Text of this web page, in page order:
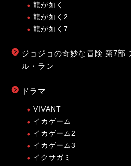
龍が如く
龍が如く2
龍が如く7
ジョジョの奇妙な冒険 第7部
ル・ラン
ドラマ
VIVANT
イカゲーム
イカゲーム2
イカゲーム3
イクサガミ